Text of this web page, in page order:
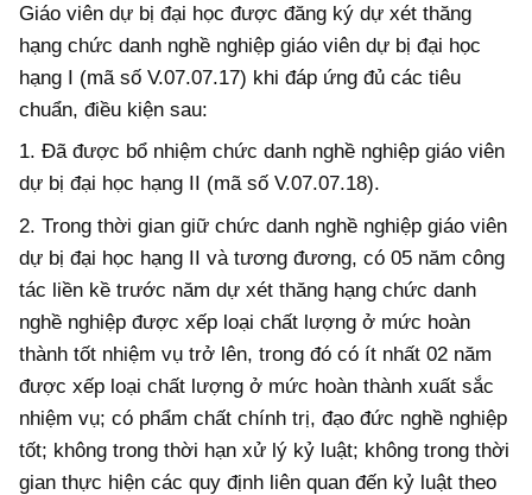
Giáo viên dự bị đại học được đăng ký dự xét thăng
hạng chức danh nghề nghiệp giáo viên dự bị đại học
hạng I (mã số V.07.07.17) khi đáp ứng đủ các tiêu
chuẩn, điều kiện sau:
1. Đã được bổ nhiệm chức danh nghề nghiệp giáo viên
dự bị đại học hạng II (mã số V.07.07.18).
2. Trong thời gian giữ chức danh nghề nghiệp giáo viên
dự bị đại học hạng II và tương đương, có 05 năm công
tác liền kề trước năm dự xét thăng hạng chức danh
nghề nghiệp được xếp loại chất lượng ở mức hoàn
thành tốt nhiệm vụ trở lên, trong đó có ít nhất 02 năm
được xếp loại chất lượng ở mức hoàn thành xuất sắc
nhiệm vụ; có phẩm chất chính trị, đạo đức nghề nghiệp
tốt; không trong thời hạn xử lý kỷ luật; không trong thời
gian thực hiện các quy định liên quan đến kỷ luật theo